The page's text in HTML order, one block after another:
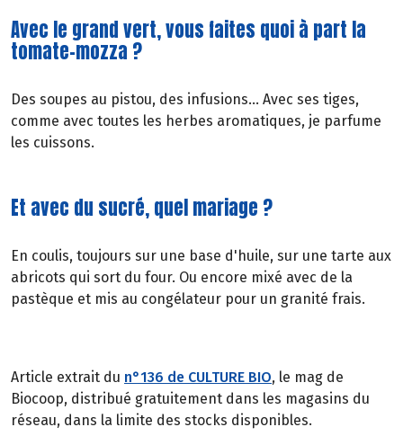
Avec le grand vert, vous faites quoi à part la
tomate-mozza ?
Des soupes au pistou, des infusions... Avec ses tiges,
comme avec toutes les herbes aromatiques, je parfume
les cuissons.
Et avec du sucré, quel mariage ?
En coulis, toujours sur une base d'huile, sur une tarte aux
abricots qui sort du four. Ou encore mixé avec de la
pastèque et mis au congélateur pour un granité frais.
Article extrait du n°136 de CULTURE BIO, le mag de
Biocoop, distribué gratuitement dans les magasins du
réseau, dans la limite des stocks disponibles.